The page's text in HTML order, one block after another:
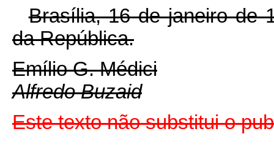
Brasília, 16 de janeiro de
da República.
Emílio G. Médici
Alfredo Buzaid
Este texto não substitui o